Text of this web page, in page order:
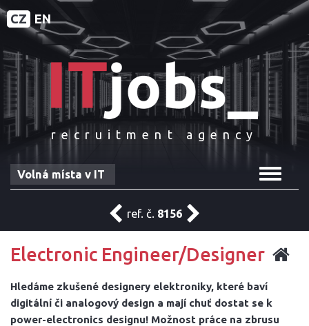
CZ EN
recruitment agency
Toggle
Volná místa v IT
ref. č. 8156
Electronic Engineer/Designer
Hledáme zkušené designery elektroniky, které baví
digitální či analogový design a mají chuť dostat se k
power-electronics designu! Možnost práce na zbrusu